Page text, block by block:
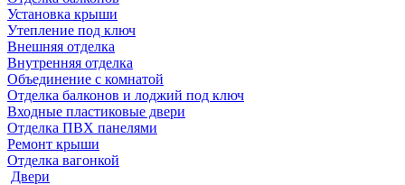
Установка крыши
Утепление под ключ
Внешняя отделка
Внутренняя отделка
Объединение с комнатой
Отделка балконов и лоджий под ключ
Входные пластиковые двери
Отделка ПВХ панелями
Ремонт крыши
Отделка вагонкой
Двери